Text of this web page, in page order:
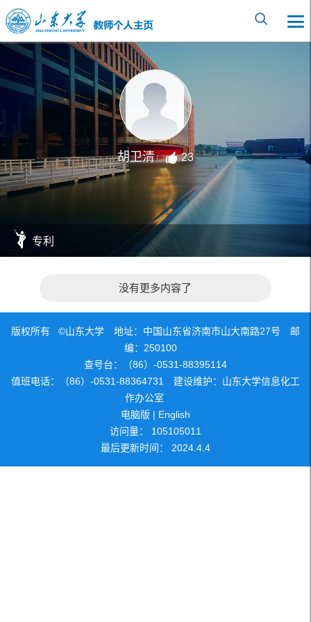
胡卫清 23
专利
没有更多内容了
版权所有 ©山东大学 地址：中国山东省济南市山大南路27号 邮
编：250100
查号台：（86）-0531-88395114
值班电话：（86）-0531-88364731 建设维护：山东大学信息化工
作办公室
电脑版 | English
访问量： 105105011
最后更新时间： 2024 4 4